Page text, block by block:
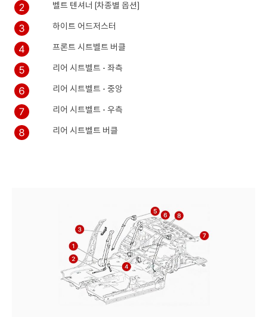
이동식 창유리
벨트 텐셔너 (차종별 옵션)
하이트 어드저스터
프론트 시트벨트 버클
리어 시트벨트 - 좌측
리어 시트벨트 - 중앙
리어 시트벨트 - 우측
리어 시트벨트 버클